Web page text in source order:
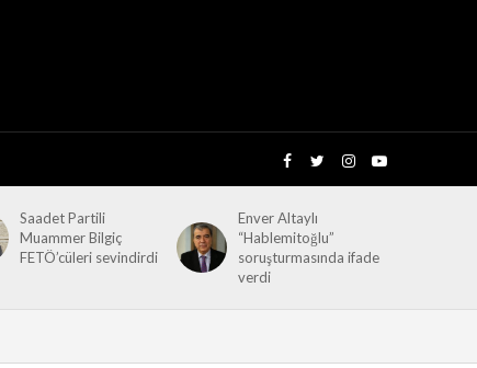
Saadet Partili
Muammer Bilgiç
FETÖ’cüleri sevindirdi
Enver Altaylı
“Hablemitoğlu”
soruşturmasında ifade
verdi